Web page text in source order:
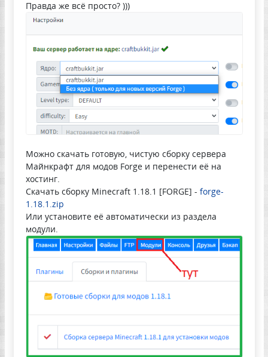
Правда же всё просто? )))
Можно скачать готовую, чистую сборку сервера
Майнкрафт для модов Forge и перенести её на
хостинг.
Скачать сборку Minecraft 1.18.1 [FORGE] - forge-
1.18.1.zip
Или установите её автоматически из раздела
модули.